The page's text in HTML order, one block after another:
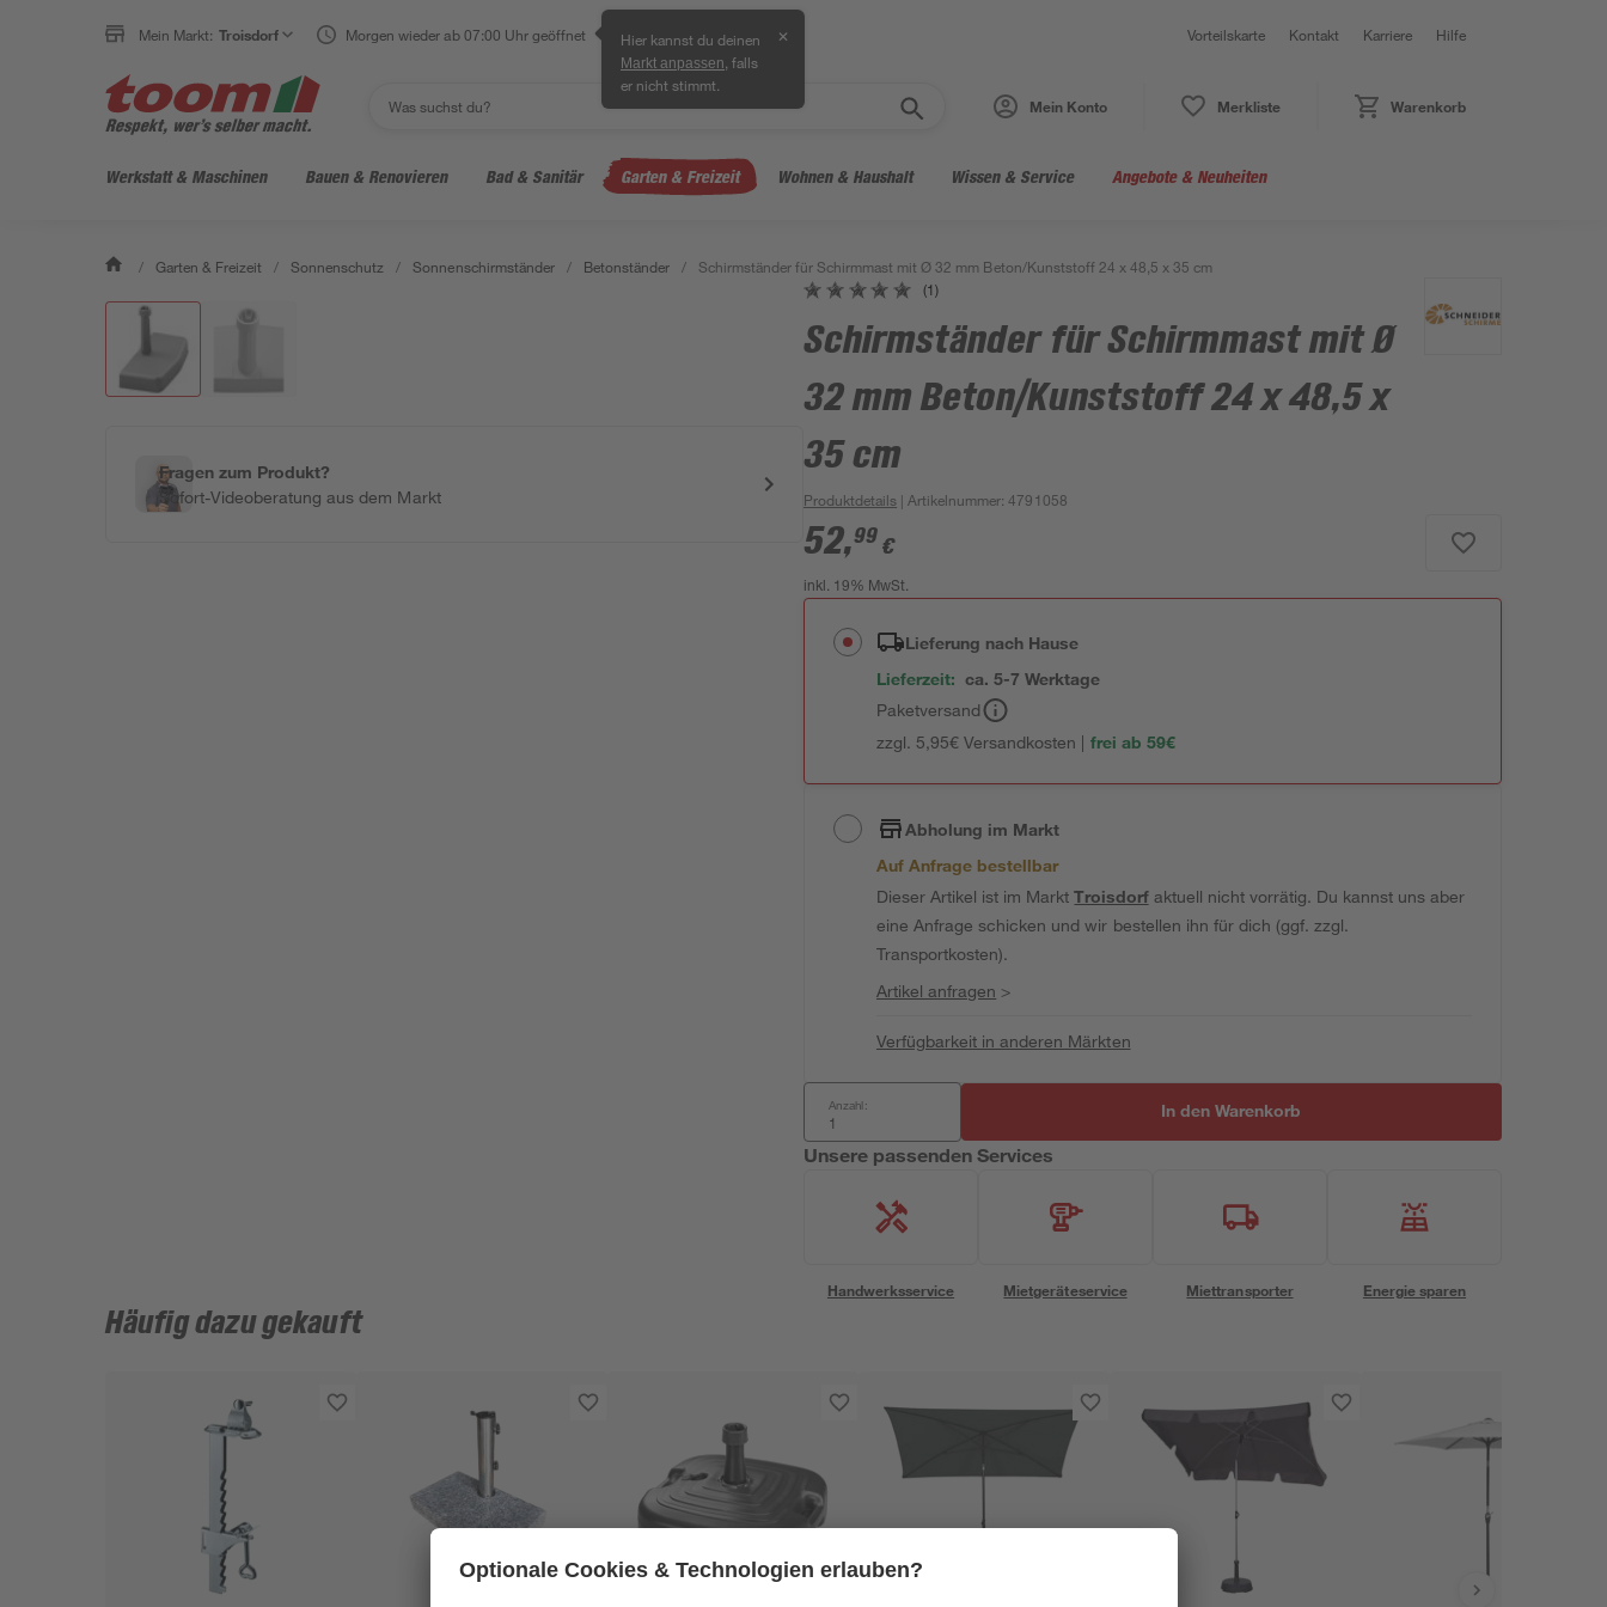
Mein Markt: Troisdorf Morgen wieder ab 07:00 Uhr geöffnet Hier kannst du deinen
Markt anpassen , falls
er nicht stimmt.
✕ Vorteilskarte Kontakt Karriere Hilfe
Mein Konto Merkliste Warenkorb
Werkstatt & Maschinen Bauen & Renovieren Bad & Sanitär Garten & Freizeit Wohnen & Haushalt Wissen & Service Angebote & Neuheiten
/ Garten & Freizeit / Sonnenschutz / Sonnenschirmständer / Betonständer / Schirmständer für Schirmmast mit Ø 32 mm Beton/Kunststoff 24 x 48,5 x 35 cm
Fragen zum Produkt?
Sofort-Videoberatung aus dem Markt
(1)
Schirmständer für Schirmmast mit Ø
32 mm Beton/Kunststoff 24 x 48,5 x
35 cm
Produktdetails | Artikelnummer:4791058
52,99 €
inkl. 19% MwSt.
Lieferung nach Hause
Lieferzeit: ca. 5-7 Werktage
Paketversand
zzgl. 5,95€ Versandkosten | frei ab 59€
Abholung im Markt
Auf Anfrage bestellbar
Dieser Artikel ist im MarktTroisdorfaktuell nicht vorrätig. Du kannst uns aber
eine Anfrage schicken und wir bestellen ihn für dich (ggf. zzgl.
Transportkosten).
Artikel anfragen >
Verfügbarkeit in anderen Märkten
Anzahl: In den Warenkorb
Unsere passenden Services
Handwerksservice Mietgeräteservice Miettransporter Energie sparen
Häufig dazu gekauft